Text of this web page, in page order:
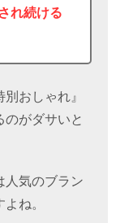
れ続ける
おしゃれ』
がダサいと
人気のブラン
ね。